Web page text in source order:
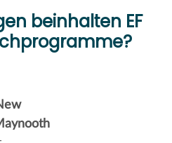
beinhalten EF